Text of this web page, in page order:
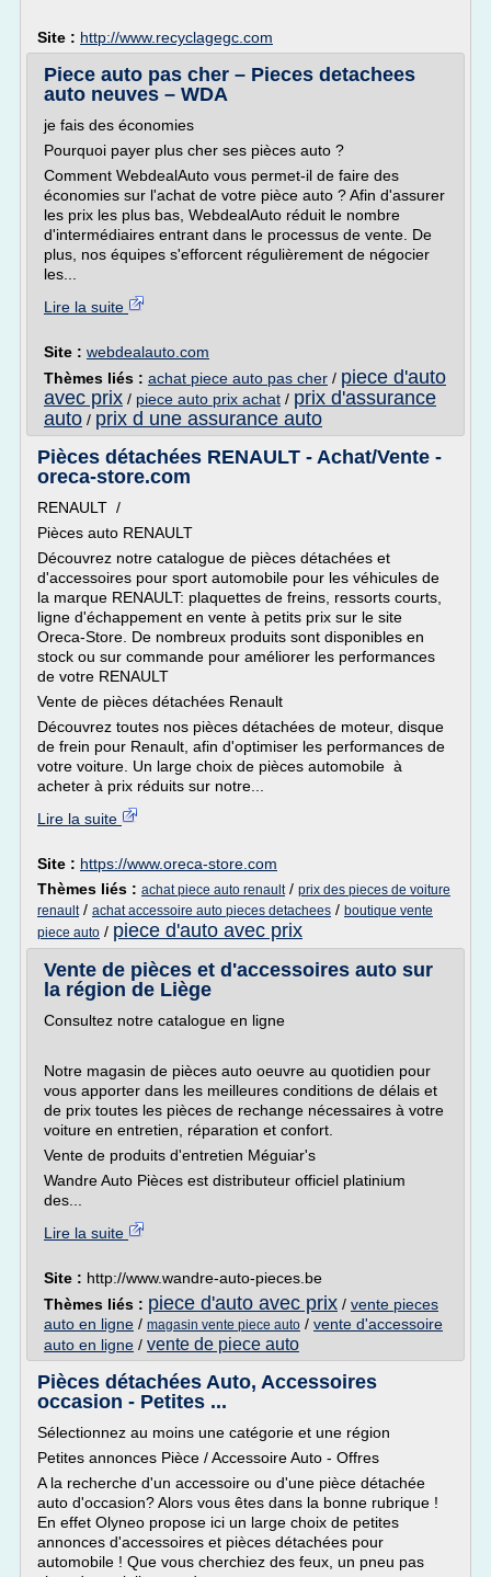
Site : http://www.recyclagegc.com
Piece auto pas cher – Pieces detachees
auto neuves – WDA
je fais des économies
Pourquoi payer plus cher ses pièces auto ?
Comment WebdealAuto vous permet-il de faire des
économies sur l'achat de votre pièce auto ? Afin d'assurer
les prix les plus bas, WebdealAuto réduit le nombre
d'intermédiaires entrant dans le processus de vente. De
plus, nos équipes s'efforcent régulièrement de négocier
les...
Lire la suite
Site : webdealauto.com
Thèmes liés : achat piece auto pas cher / piece d'auto
avec prix / piece auto prix achat / prix d'assurance
auto / prix d une assurance auto
Pièces détachées RENAULT - Achat/Vente -
oreca-store.com
RENAULT /
Pièces auto RENAULT
Découvrez notre catalogue de pièces détachées et
d'accessoires pour sport automobile pour les véhicules de
la marque RENAULT: plaquettes de freins, ressorts courts,
ligne d'échappement en vente à petits prix sur le site
Oreca-Store. De nombreux produits sont disponibles en
stock ou sur commande pour améliorer les performances
de votre RENAULT
Vente de pièces détachées Renault
Découvrez toutes nos pièces détachées de moteur, disque
de frein pour Renault, afin d'optimiser les performances de
votre voiture. Un large choix de pièces automobile à
acheter à prix réduits sur notre...
Lire la suite
Site : https://www.oreca-store.com
Thèmes liés : achat piece auto renault/ prix des pieces de voiture
renault/ achat accessoire auto pieces detachees / boutique vente
piece auto / piece d'auto avec prix
Vente de pièces et d'accessoires auto sur
la région de Liège
Consultez notre catalogue en ligne
Notre magasin de pièces auto oeuvre au quotidien pour
vous apporter dans les meilleures conditions de délais et
de prix toutes les pièces de rechange nécessaires à votre
voiture en entretien, réparation et confort.
Vente de produits d'entretien Méguiar's
Wandre Auto Pièces est distributeur officiel platinium
des...
Lire la suite
Site : http://www.wandre-auto-pieces.be
Thèmes liés : piece d'auto avec prix / vente pieces
auto en ligne / magasin vente piece auto / vente d'accessoire
auto en ligne / vente de piece auto
Pièces détachées Auto, Accessoires
occasion - Petites ...
Sélectionnez au moins une catégorie et une région
Petites annonces Pièce / Accessoire Auto - Offres
A la recherche d'un accessoire ou d'une pièce détachée
auto d'occasion? Alors vous êtes dans la bonne rubrique !
En effet Olyneo propose ici un large choix de petites
annonces d'accessoires et pièces détachées pour
automobile ! Que vous cherchiez des feux, un pneu pas